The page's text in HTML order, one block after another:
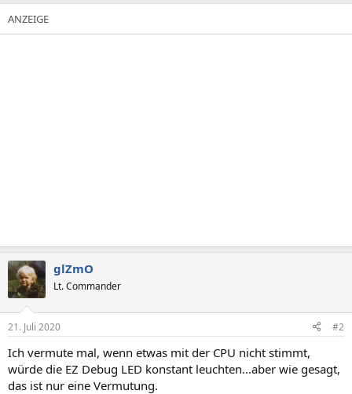
glZmO
Lt. Commander
21. Juli 2020 #2
Ich vermute mal, wenn etwas mit der CPU nicht stimmt,
würde die EZ Debug LED konstant leuchten...aber wie gesagt,
das ist nur eine Vermutung.